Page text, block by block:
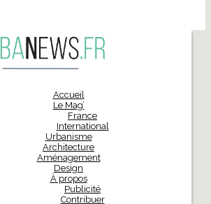
Accueil
Le Mag’
France
International
Urbanisme
Architecture
Aménagement
Design
À propos
Publicité
Contribuer